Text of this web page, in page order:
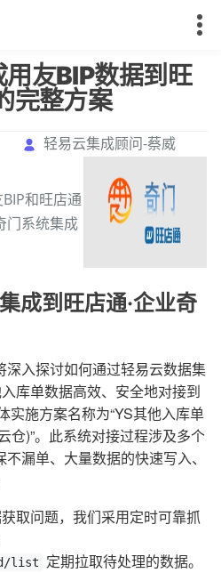
友BIP数据到旺
完整方案
轻易云集成顾问-蔡威
成到旺店通·企业奇
入探讨如何通过轻易云数据集
库单数据高效、安全地对接到
实施方案名称为“YS其他入库单
仓)”。此系统对接过程涉及多个
漏单、大量数据的快速写入、
取问题，我们采用定时可靠抓
list
定期拉取待处理的数据。